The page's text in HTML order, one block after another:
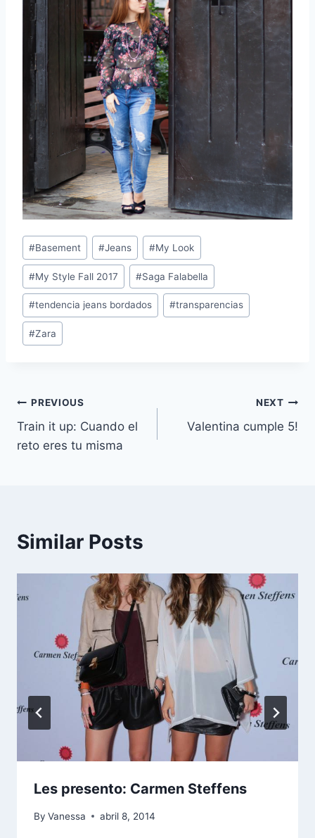
Post
Tags:
#Basement #Jeans #My Look
#My Style Fall 2017 #Saga Falabella
#tendencia jeans bordados #transparencias
#Zara
Navegación
de
PREVIOUS
Train it up: Cuando el
reto eres tu misma
NEXT
Valentina cumple 5!
Similar Posts
Les presento: Carmen Steffens
By Vanessa abril 8, 2014